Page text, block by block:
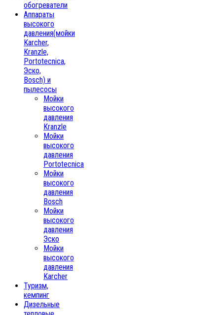
обогреватели
Аппараты
высокого
давления(мойки
Karcher,
Kranzle,
Portotecnica,
Эско,
Bosch) и
пылесосы
Мойки
высокого
давления
Kranzle
Мойки
высокого
давления
Portotecnica
Мойки
высокого
давления
Bosch
Мойки
высокого
давления
Эско
Мойки
высокого
давления
Karcher
Туризм,
кемпинг
Дизельные